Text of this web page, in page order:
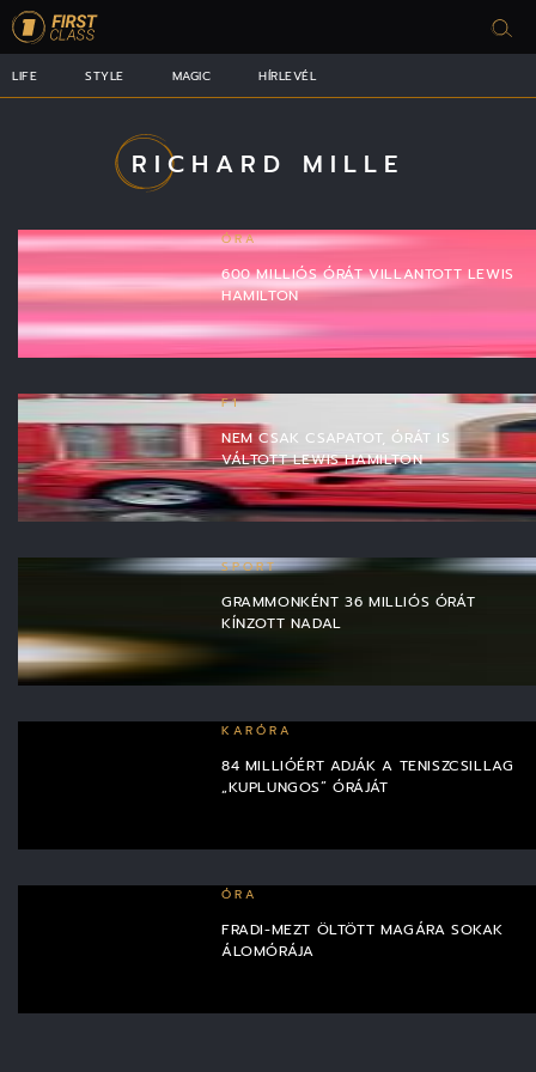
LIFE STYLE MAGIC HÍRLEVÉL
RICHARD MILLE
ÓRA
600 MILLIÓS ÓRÁT VILLANTOTT LEWIS
HAMILTON
F1
NEM CSAK CSAPATOT, ÓRÁT IS
VÁLTOTT LEWIS HAMILTON
SPORT
GRAMMONKÉNT 36 MILLIÓS ÓRÁT
KÍNZOTT NADAL
KARÓRA
84 MILLIÓÉRT ADJÁK A TENISZCSILLAG
„KUPLUNGOS” ÓRÁJÁT
ÓRA
FRADI-MEZT ÖLTÖTT MAGÁRA SOKAK
ÁLOMÓRÁJA